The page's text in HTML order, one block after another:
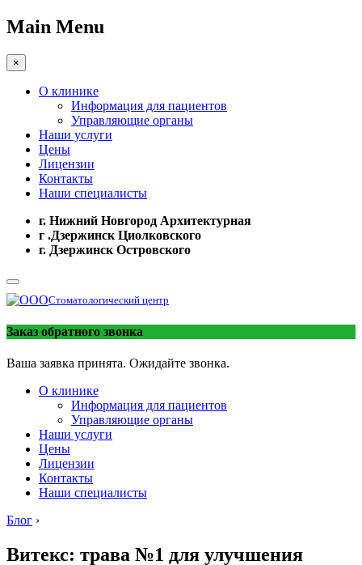
Main Menu
×
О клинике
Информация для пациентов
Управляющие органы
Наши услуги
Цены
Лицензии
Контакты
Наши специалисты
г. Нижний Новгород Архитектурная
г .Дзержинск Циолковского
г. Дзержинск Островского
Стоматологический центр
Заказ обратного звонка
Ваша заявка принята. Ожидайте звонка.
О клинике
Информация для пациентов
Управляющие органы
Наши услуги
Цены
Лицензии
Контакты
Наши специалисты
Блог ›
Витекс: трава №1 для улучшения